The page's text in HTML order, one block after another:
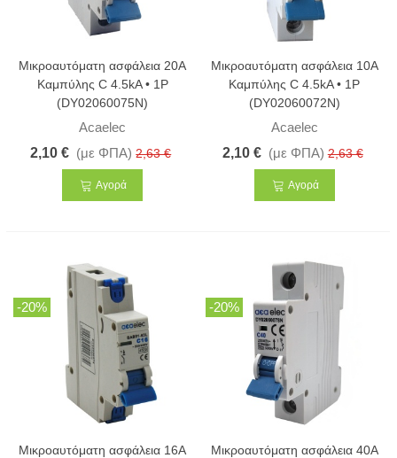
Μικροαυτόματη ασφάλεια 20A
Καμπύλης C 4.5kA • 1Ρ
(DY02060075N)
Acaelec
2,10 € (με ΦΠΑ) 2,63 €
Αγορά
Μικροαυτόματη ασφάλεια 10A
Καμπύλης C 4.5kA • 1Ρ
(DY02060072N)
Acaelec
2,10 € (με ΦΠΑ) 2,63 €
Αγορά
-20%
Μικροαυτόματη ασφάλεια 16A
-20%
Μικροαυτόματη ασφάλεια 40A